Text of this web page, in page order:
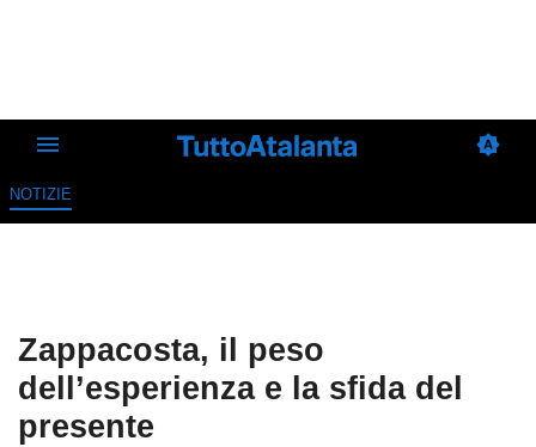
NOTIZIE
Zappacosta, il peso
dell’esperienza e la sfida del
presente